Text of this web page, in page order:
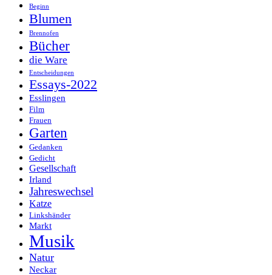
Beginn
Blumen
Brennofen
Bücher
die Ware
Entscheidungen
Essays-2022
Esslingen
Film
Frauen
Garten
Gedanken
Gedicht
Gesellschaft
Irland
Jahreswechsel
Katze
Linkshänder
Markt
Musik
Natur
Neckar